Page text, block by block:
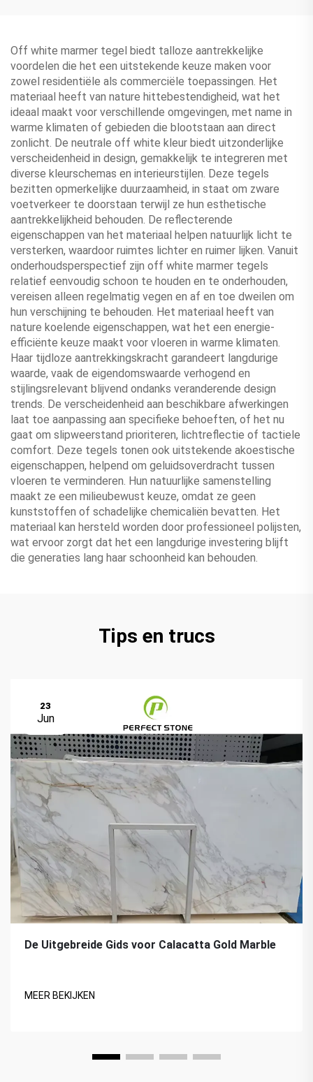
Off white marmer tegel biedt talloze aantrekkelijke
voordelen die het een uitstekende keuze maken voor
zowel residentiële als commerciële toepassingen. Het
materiaal heeft van nature hittebestendigheid, wat het
ideaal maakt voor verschillende omgevingen, met name in
warme klimaten of gebieden die blootstaan aan direct
zonlicht. De neutrale off white kleur biedt uitzonderlijke
verscheidenheid in design, gemakkelijk te integreren met
diverse kleurschemas en interieurstijlen. Deze tegels
bezitten opmerkelijke duurzaamheid, in staat om zware
voetverkeer te doorstaan terwijl ze hun esthetische
aantrekkelijkheid behouden. De reflecterende
eigenschappen van het materiaal helpen natuurlijk licht te
versterken, waardoor ruimtes lichter en ruimer lijken. Vanuit
onderhoudsperspectief zijn off white marmer tegels
relatief eenvoudig schoon te houden en te onderhouden,
vereisen alleen regelmatig vegen en af en toe dweilen om
hun verschijning te behouden. Het materiaal heeft van
nature koelende eigenschappen, wat het een energie-
efficiënte keuze maakt voor vloeren in warme klimaten.
Haar tijdloze aantrekkingskracht garandeert langdurige
waarde, vaak de eigendomswaarde verhogend en
stijlingsrelevant blijvend ondanks veranderende design
trends. De verscheidenheid aan beschikbare afwerkingen
laat toe aanpassing aan specifieke behoeften, of het nu
gaat om slipweerstand prioriteren, lichtreflectie of tactiele
comfort. Deze tegels tonen ook uitstekende akoestische
eigenschappen, helpend om geluidsoverdracht tussen
vloeren te verminderen. Hun natuurlijke samenstelling
maakt ze een milieubewust keuze, omdat ze geen
kunststoffen of schadelijke chemicaliën bevatten. Het
materiaal kan hersteld worden door professioneel polijsten,
wat ervoor zorgt dat het een langdurige investering blijft
die generaties lang haar schoonheid kan behouden.
Tips en trucs
23
Jun
De Uitgebreide Gids voor Calacatta Gold Marble
MEER BEKIJKEN